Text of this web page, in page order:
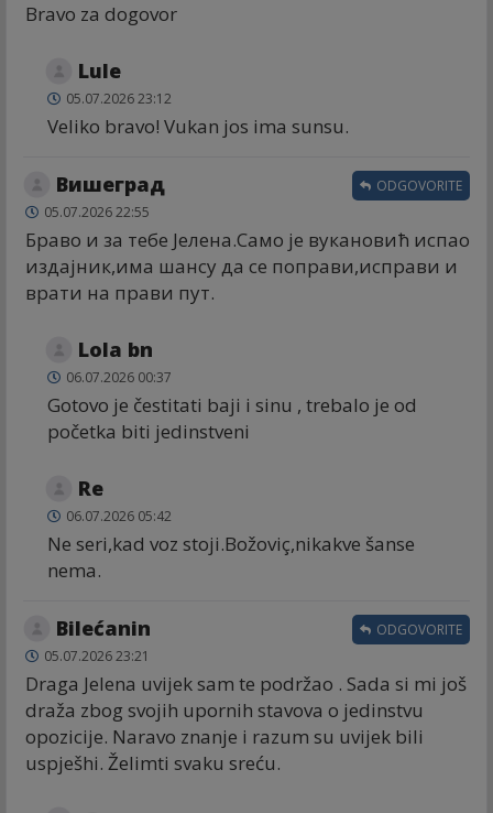
Bravo za dogovor
Lule
05.07.2026 23:12
Veliko bravo! Vukan jos ima sunsu.
Вишеград
05.07.2026 22:55
Браво и за тебе Јелена.Само је вукановић испао
издајник,има шансу да се поправи,исправи и
врати на прави пут.
ODGOVORITE
Lola bn
06.07.2026 00:37
Gotovo je čestitati baji i sinu , trebalo je od
početka biti jedinstveni
Re
06.07.2026 05:42
Ne seri,kad voz stoji.Božoviç,nikakve šanse
nema.
Bilećanin
05.07.2026 23:21
Draga Jelena uvijek sam te podržao . Sada si mi još
draža zbog svojih upornih stavova o jedinstvu
opozicije. Naravo znanje i razum su uvijek bili
uspješhi. Želimti svaku sreću.
ODGOVORITE